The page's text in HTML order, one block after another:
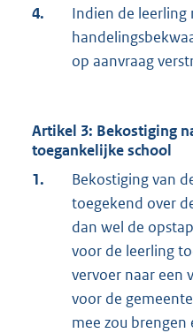
4.
Indien de leerling
op aanvraag
Artikel 3: Bekostiging
toegankelijke school
1.
Bekostiging van
toegekend over
dan wel de
voor de leerling
vervoer naar een
voor de
mee zou